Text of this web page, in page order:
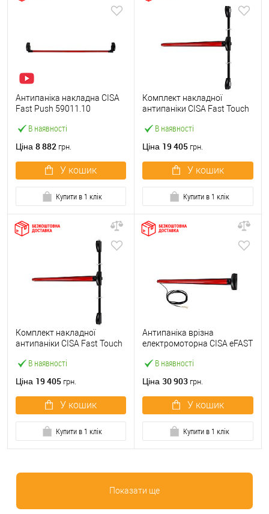
В наявності
Антипаніка накладна CISA
Fast Push 59011.10
штангою 1500 мм червона
Ціна 8 882 грн.
У кошик
Купити в 1 клік
В наявності
Комплект накладної
антипаніки CISA Fast Touch
точковий вбік червона
Ціна 19 405 грн.
У кошик
Купити в 1 клік
В наявності
Комплект накладної
антипаніки CISA Fast Touch
точковий вверх-вниз
Ціна 19 405 грн.
У кошик
Купити в 1 клік
В наявності
Антипаніка врізна
електромоторна CISA eFAST
Ціна 30 903 грн.
У кошик
Купити в 1 клік
Показати ще